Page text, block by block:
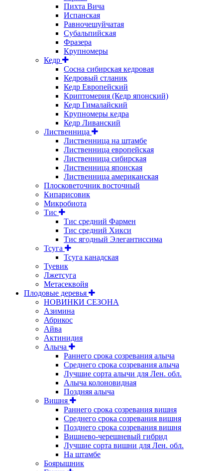
Пихта Вича
Испанская
Равночешуйчатая
Субальпийская
Фразера
Крупномеры
Кедр
Сосна сибирская кедровая
Кедровый стланик
Кедр Европейский
Криптомерия (Кедр японский)
Кедр Гималайский
Крупномеры кедра
Кедр Ливанский
Лиственница
Лиственница на штамбе
Лиственница европейская
Лиственница сибирская
Лиственница японская
Лиственница американская
Плосковеточник восточный
Кипарисовик
Микробиота
Тис
Тис средний Фармен
Тис средний Хикси
Тис ягодный Элегантиссима
Тсуга
Тсуга канадская
Туевик
Лжетсуга
Метасеквойя
Плодовые деревья
НОВИНКИ СЕЗОНА
Азимина
Абрикос
Айва
Актинидия
Алыча
Раннего срока созревания алыча
Среднего срока созревания алыча
Лучшие сорта алычи для Лен. обл.
Алыча колоновидная
Поздняя алыча
Вишня
Раннего срока созревания вишня
Среднего срока созревания вишня
Позднего срока созревания вишня
Вишнево-черешневый гибрид
Лучшие сорта вишни для Лен. обл.
На штамбе
Боярышник